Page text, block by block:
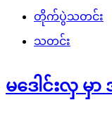
တိုက်ပွဲသတင်း
သတင်း
မဒေါင်းလှ မှ